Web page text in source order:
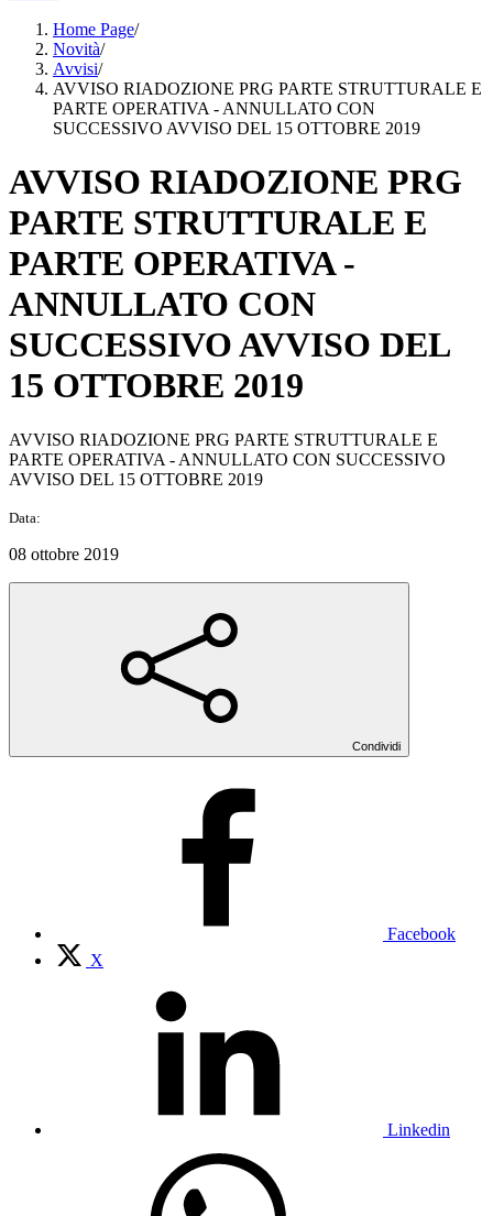
Home Page/
Novità/
Avvisi/
AVVISO RIADOZIONE PRG PARTE STRUTTURALE E
PARTE OPERATIVA - ANNULLATO CON
SUCCESSIVO AVVISO DEL 15 OTTOBRE 2019
AVVISO RIADOZIONE PRG
PARTE STRUTTURALE E
PARTE OPERATIVA -
ANNULLATO CON
SUCCESSIVO AVVISO DEL
15 OTTOBRE 2019
AVVISO RIADOZIONE PRG PARTE STRUTTURALE E
PARTE OPERATIVA - ANNULLATO CON SUCCESSIVO
AVVISO DEL 15 OTTOBRE 2019
Data:
08 ottobre 2019
Condividi
Facebook
X
Linkedin